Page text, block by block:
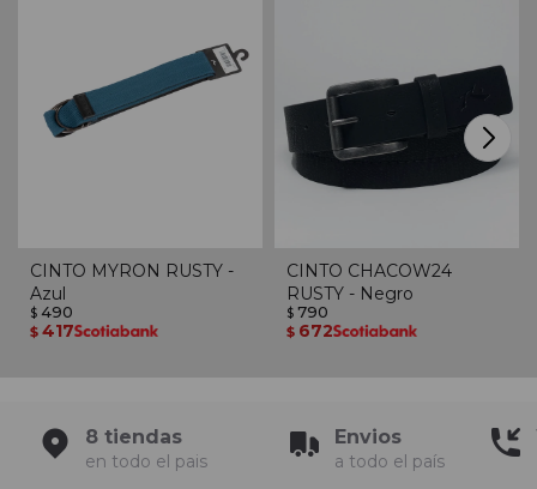
CINTO MYRON RUSTY -
Azul
$ 490
$ 417
CINTO CHACOW24
RUSTY - Negro
$ 790
$ 672
8 tiendas
en todo el pais
Envios
a todo el país